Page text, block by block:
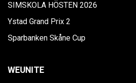
SIMSKOLA HÖSTEN 2026
Ystad Grand Prix 2
Sparbanken Skåne Cup
WEUNITE